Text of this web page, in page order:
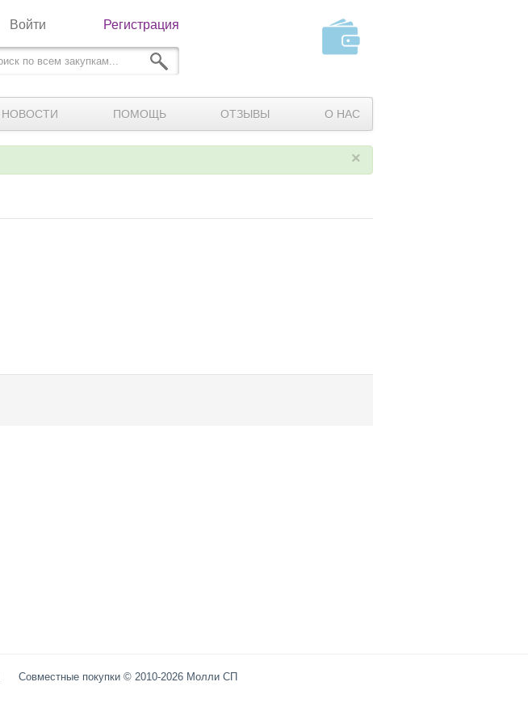
Войти Регистрация
НОВОСТИ ПОМОЩЬ ОТЗЫВЫ О НАС
×
Совместные покупки © 2010-2026 Молли СП